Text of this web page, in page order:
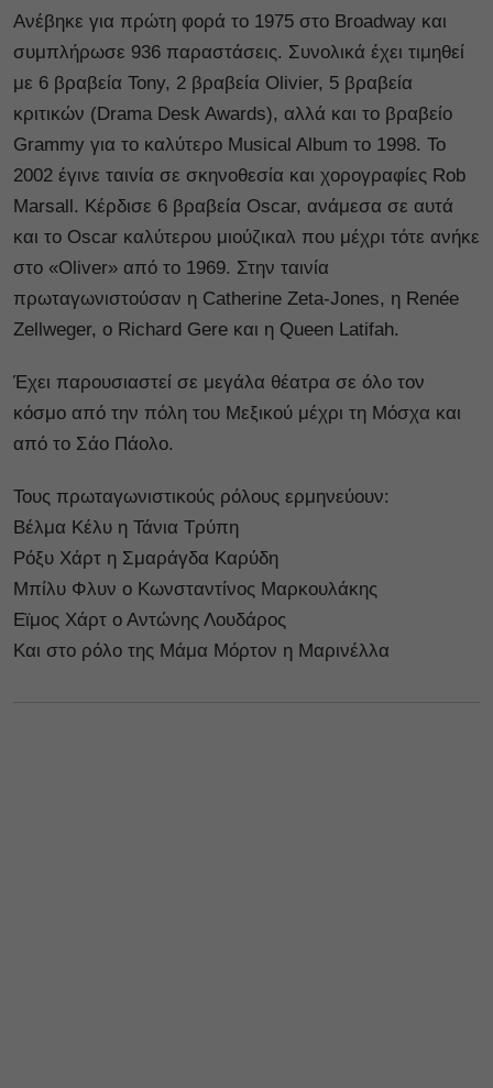
Ανέβηκε για πρώτη φορά το 1975 στο Broadway και
συμπλήρωσε 936 παραστάσεις. Συνολικά έχει τιμηθεί
με 6 βραβεία Tony, 2 βραβεία Olivier, 5 βραβεία
κριτικών (Drama Desk Awards), αλλά και το βραβείο
Grammy για το καλύτερο Musical Album το 1998. Το
2002 έγινε ταινία σε σκηνοθεσία και χορογραφίες Rob
Marsall. Κέρδισε 6 βραβεία Oscar, ανάμεσα σε αυτά
και το Oscar καλύτερου μιούζικαλ που μέχρι τότε ανήκε
στο «Oliver» από το 1969. Στην ταινία
πρωταγωνιστούσαν η Catherine Zeta-Jones, η Renée
Zellweger, ο Richard Gere και η Queen Latifah.
Έχει παρουσιαστεί σε μεγάλα θέατρα σε όλο τον
κόσμο από την πόλη του Μεξικού μέχρι τη Μόσχα και
από το Σάο Πάολο.
Τους πρωταγωνιστικούς ρόλους ερμηνεύουν:
Βέλμα Κέλυ η Τάνια Τρύπη
Ρόξυ Χάρτ η Σμαράγδα Καρύδη
Μπίλυ Φλυν ο Κωνσταντίνος Μαρκουλάκης
Εϊμος Χάρτ ο Αντώνης Λουδάρος
Και στο ρόλο της Μάμα Μόρτον η Μαρινέλλα